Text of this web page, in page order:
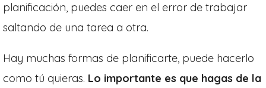
planificación, puedes caer en el error de trabajar
saltando de una tarea a otra.
Hay muchas formas de planificarte, puede hacerlo
como tú quieras. Lo importante es que hagas de la